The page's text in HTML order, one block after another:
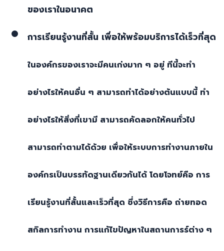
ของเราในอนาคต
การเรียนรู้งานที่สั้น เพื่อให้พร้อมบริการได้เร็วที่สุด
ในองค์กรของเราจะมีคนเก่งมาก ๆ อยู่ ทีนี้จะทำ
อย่างไรให้คนอื่น ๆ สามารถทำได้อย่างต้นแบบนี้ ทำ
อย่างไรให้สิ่งที่เขามี สามารถคัดลอกให้คนทั่วไป
สามารถทำตามได้ด้วย เพื่อให้ระบบการทำงานภายใน
องค์กรเป็นบรรทัดฐานเดียวกันได้ โดยโจทย์คือ การ
เรียนรู้งานที่สั้นและเร็วที่สุด ซึ่งวิธีการคือ ถ่ายทอด
สกิลการทำงาน การแก้ไขปัญหาในสถานการร์ต่าง ๆ